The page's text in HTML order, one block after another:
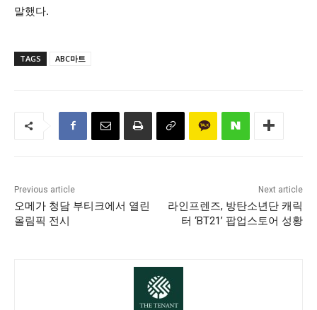
말했다.
TAGS ABC마트
Previous article
오메가 청담 부티크에서 열린
올림픽 전시
Next article
라인프렌즈, 방탄소년단 캐릭
터 ‘BT21’ 팝업스토어 성황